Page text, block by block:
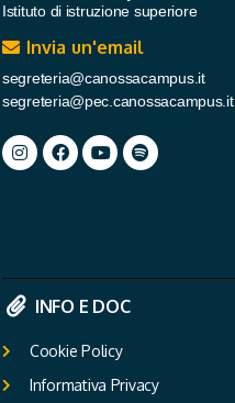
Istituto di istruzione superiore
Invia un'email
segreteria@canossacampus.it
segreteria@pec.canossacampus.it
INFO E DOC
Cookie Policy
Informativa Privacy